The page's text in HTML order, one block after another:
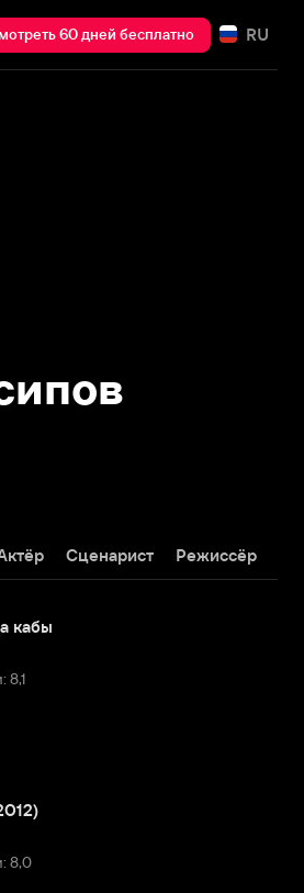
60 дней бесплатно RU
Сценарист Режиссёр
кабы
8,1
8,0